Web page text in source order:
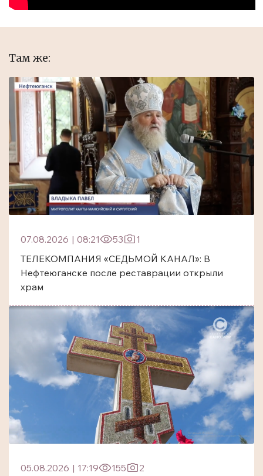
Там же:
07.08.2026 | 08:21 53
1
ТЕЛЕКОМПАНИЯ «СЕДЬМОЙ КАНАЛ»: В
Нефтеюганске после реставрации открыли
храм
05.08.2026 | 17:19 155
2